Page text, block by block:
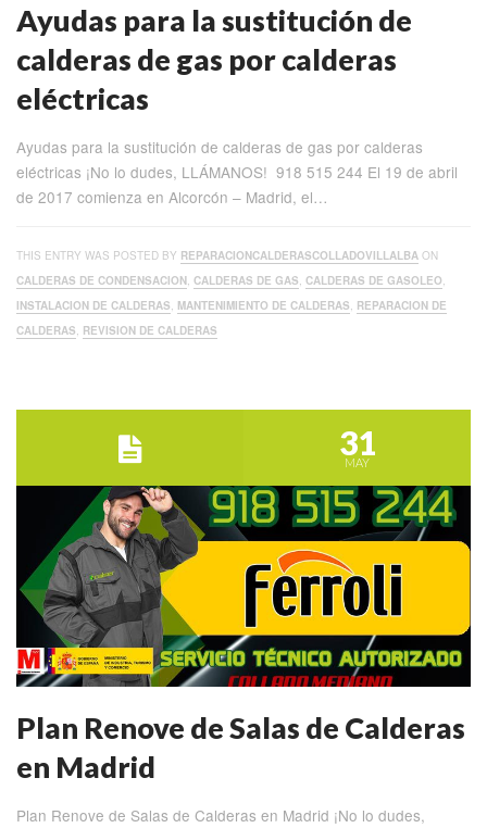
Ayudas para la sustitución de
calderas de gas por calderas
eléctricas
Ayudas para la sustitución de calderas de gas por calderas
eléctricas ¡No lo dudes, LLÁMANOS! 918 515 244 El 19 de abril
de 2017 comienza en Alcorcón – Madrid, el…
THIS ENTRY WAS POSTED BY REPARACIONCALDERASCOLLADOVILLALBA ON
CALDERAS DE CONDENSACION, CALDERAS DE GAS, CALDERAS DE GASOLEO,
INSTALACION DE CALDERAS, MANTENIMIENTO DE CALDERAS, REPARACION DE
CALDERAS, REVISION DE CALDERAS
31
MAY
Plan Renove de Salas de Calderas
en Madrid
Plan Renove de Salas de Calderas en Madrid ¡No lo dudes,